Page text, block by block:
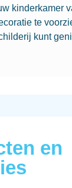
kinderkamer
te
kunt
en